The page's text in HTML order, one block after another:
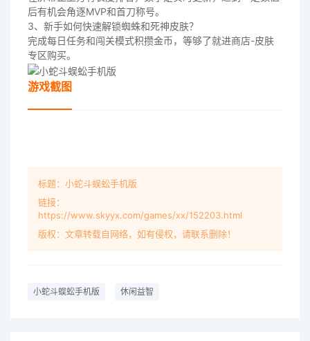
后有机会角逐MVP和首刀称号。
3、新手如何快速解锁蜘蛛和死神皮肤？
完成每日任务和闯关模式积攒金币，等够了就进商店-皮肤
专区购买。
游戏截图
标题：小蛇斗蜈蚣手机版
链接：
https://www.skyyx.com/games/xx/152203.html
版权：文章转载自网络，如有侵权，请联系删除！
小蛇斗蜈蚣手机版 休闲益智